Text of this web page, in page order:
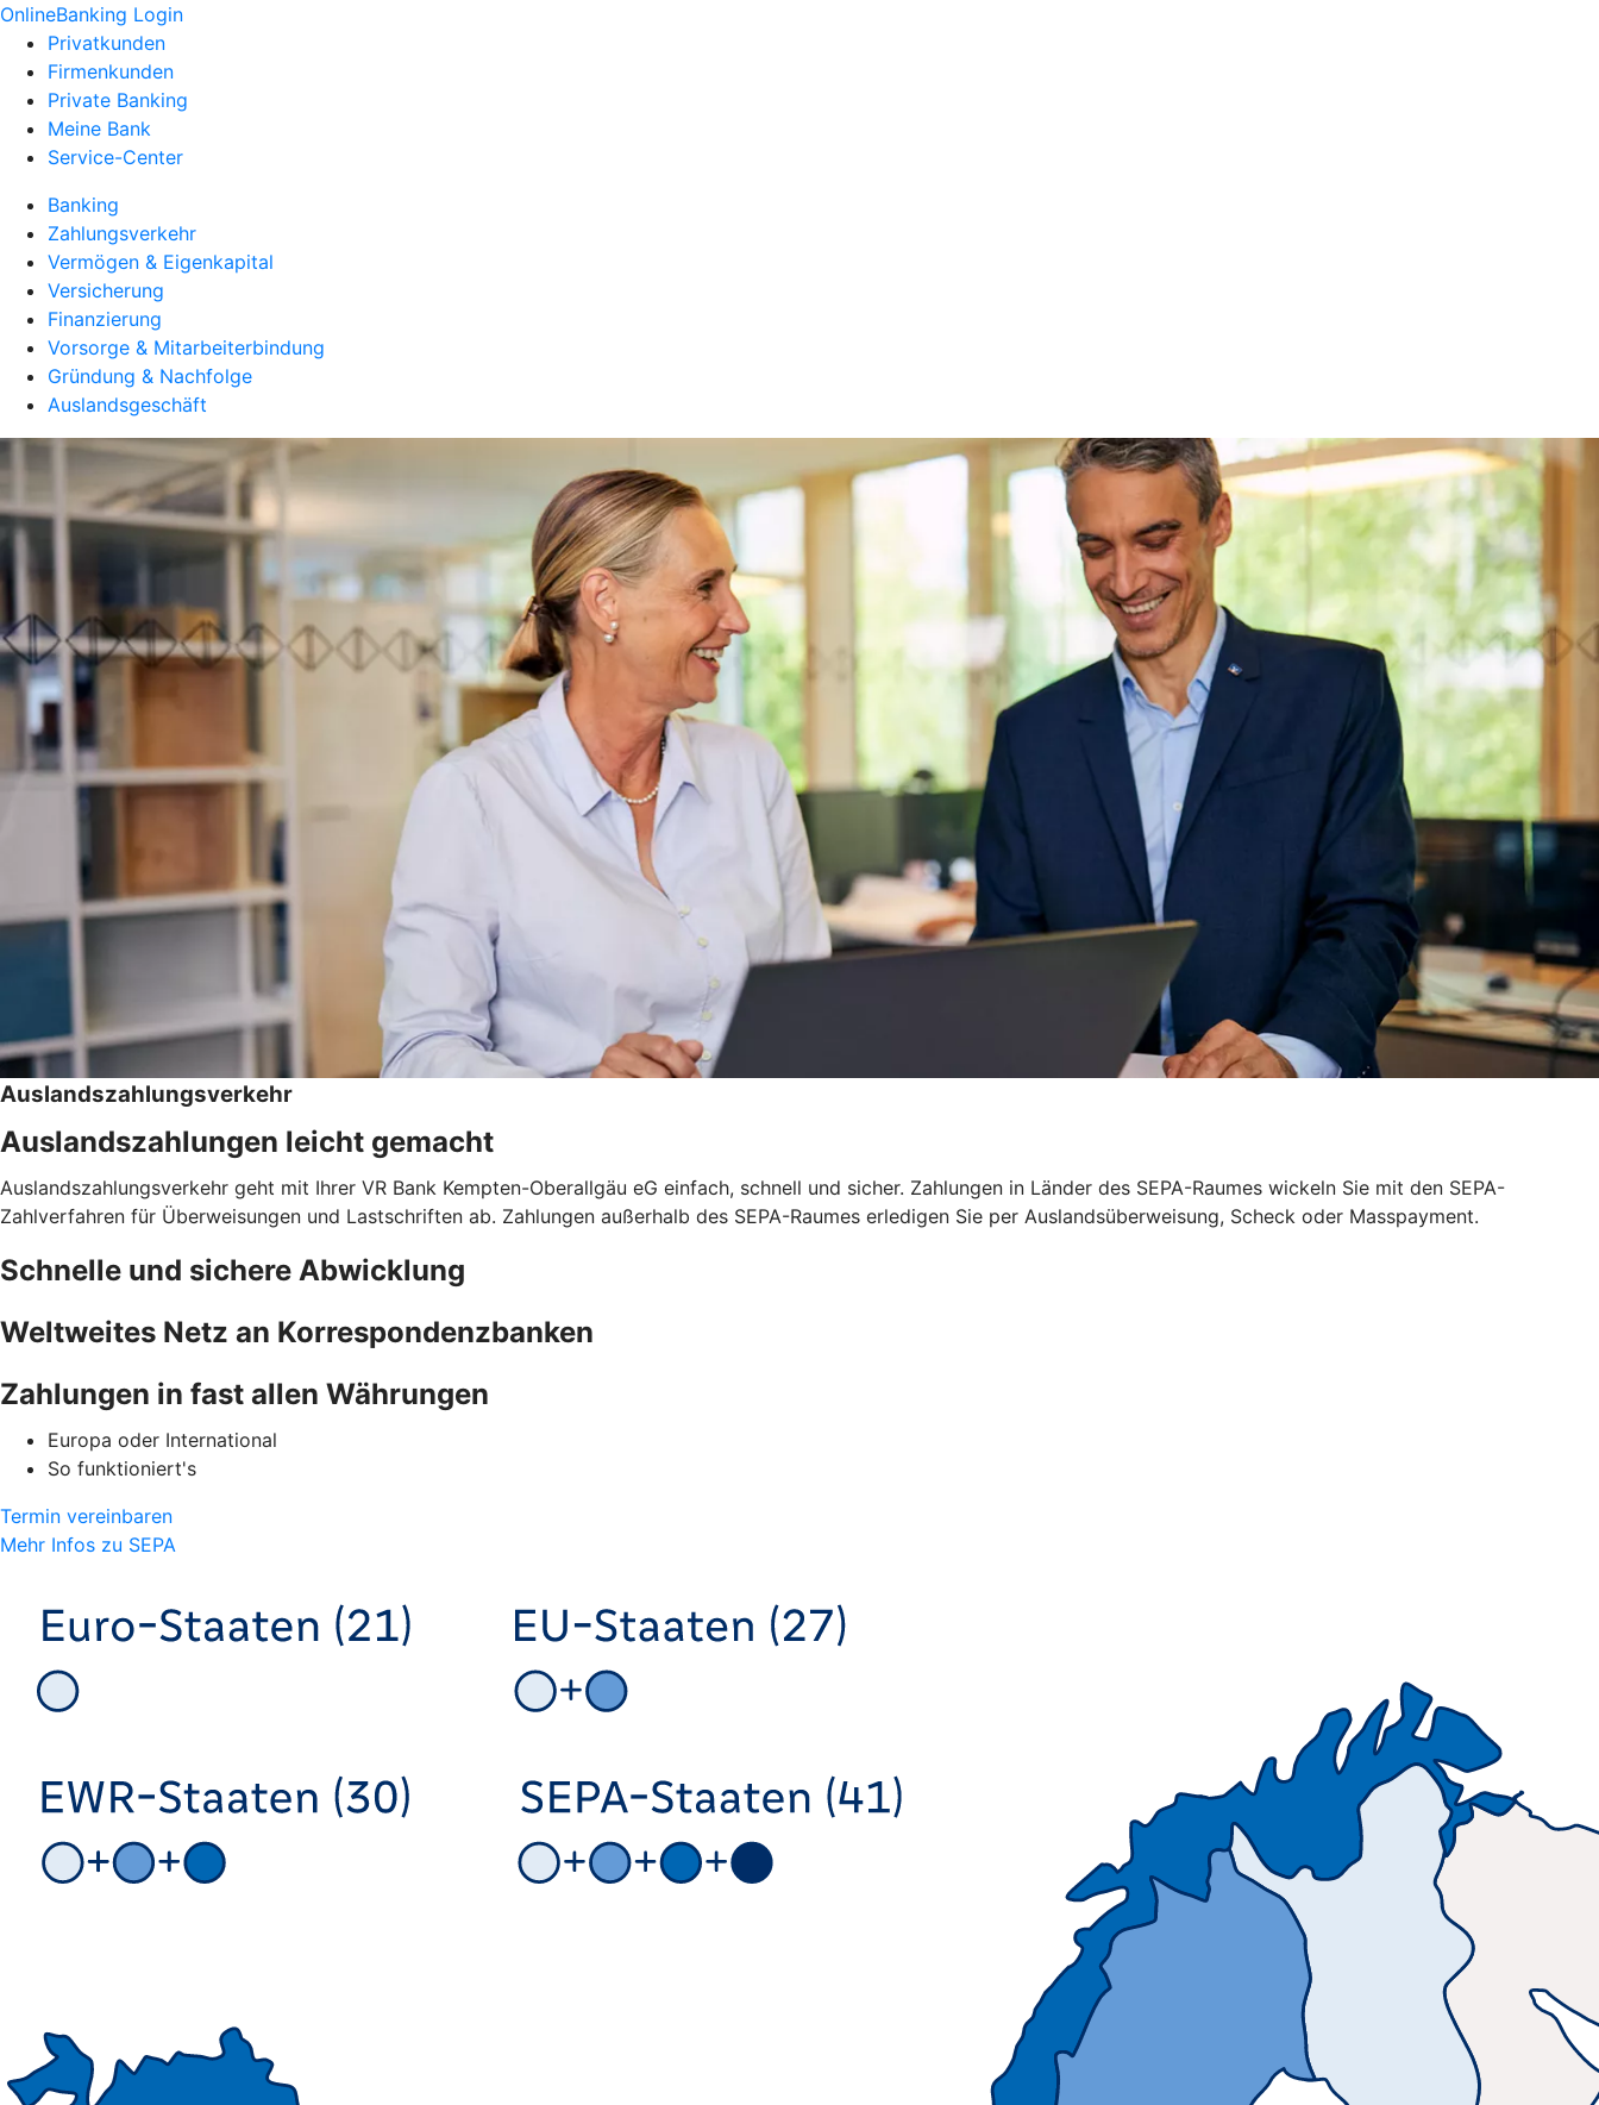
OnlineBanking Login
Privatkunden
Firmenkunden
Private Banking
Meine Bank
Service-Center
Banking
Zahlungsverkehr
Vermögen & Eigenkapital
Versicherung
Finanzierung
Vorsorge & Mitarbeiterbindung
Gründung & Nachfolge
Auslandsgeschäft
Auslandszahlungsverkehr
Auslandszahlungen leicht gemacht
Auslandszahlungsverkehr geht mit Ihrer VR Bank Kempten-Oberallgäu eG einfach, schnell und sicher. Zahlungen in Länder des SEPA-Raumes wickeln Sie mit den SEPA-
Zahlverfahren für Überweisungen und Lastschriften ab. Zahlungen außerhalb des SEPA-Raumes erledigen Sie per Auslandsüberweisung, Scheck oder Masspayment.
Schnelle und sichere Abwicklung
Weltweites Netz an Korrespondenzbanken
Zahlungen in fast allen Währungen
Europa oder International
So funktioniert's
Termin vereinbaren
Mehr Infos zu SEPA